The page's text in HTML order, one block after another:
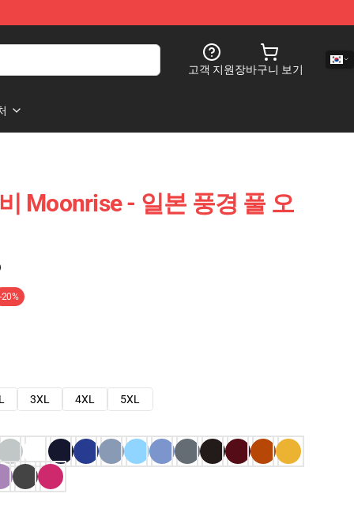
고객 지원장바구니 보기
Moonrise - 일본 풍경 풀 오
-20%
3XL 4XL
5XL